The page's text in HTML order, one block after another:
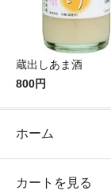
蔵出しあま酒
800円
ホーム
カートを見る